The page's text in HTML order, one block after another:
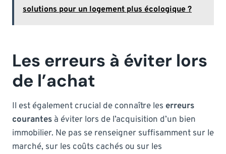
solutions pour un logement plus écologique ?
Les erreurs à éviter lors
de l’achat
Il est également crucial de connaître les erreurs
courantes à éviter lors de l’acquisition d’un bien
immobilier. Ne pas se renseigner suffisamment sur le
marché, sur les coûts cachés ou sur les